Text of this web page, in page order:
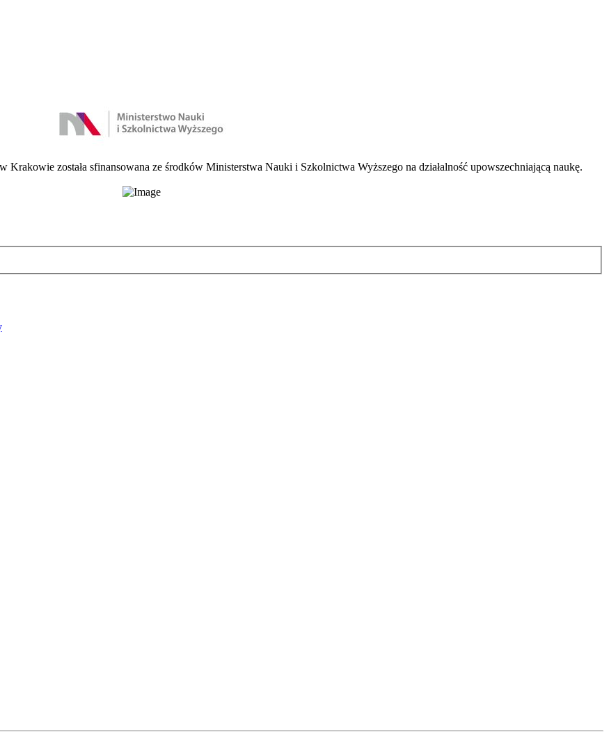
została sfinansowana ze środków Ministerstwa Nauki i Szkolnictwa Wyższego na działalność upowszechniającą naukę.